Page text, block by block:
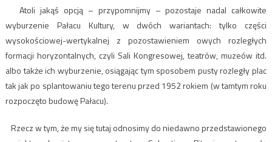
Atoli jakąś opcją – przypomnijmy – pozostaje nadal całkowite
wyburzenie Pałacu Kultury, w dwóch wariantach: tylko części
wysokościowej-wertykalnej z pozostawieniem owych rozległych
formacji horyzontalnych, czyli Sali Kongresowej, teatrów, muzeów itd.
albo także ich wyburzenie, osiągając tym sposobem pusty rozległy plac
tak jak po splantowaniu tego terenu przed 1952 rokiem (w tamtym roku
rozpoczęto budowę Pałacu).
Rzecz w tym, że my się tutaj odnosimy do niedawno przedstawionego